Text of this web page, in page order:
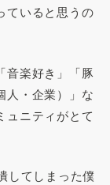
ていると思うの
音楽好き」「豚
人・企業）」な
ュニティがとて
してしまった僕